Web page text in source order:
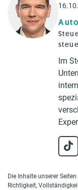
Im
Die Inhalte unserer
Richtigkeit,